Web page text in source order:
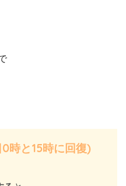
時と15時に回復)